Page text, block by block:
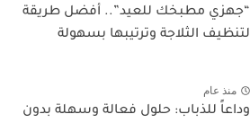
“جهزي مطبخك للعيد”.. أفضل طريقة
لتنظيف الثلاجة وترتيبها بسهولة
منذ عام
وداعاً للذباب: حلول فعالة وسهلة بدون